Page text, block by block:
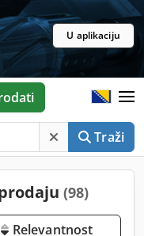
U aplikaciju
Traži
(98)
Relevantnost